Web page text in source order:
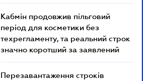
Кабмін продовжив пільговий
період для косметики без
техрегламенту, та реальний строк
значно коротший за заявлений
Перезавантаження строків